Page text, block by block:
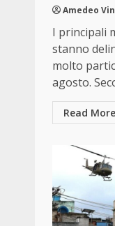
Amedeo
I principali
stanno
molto
agosto.
Read More